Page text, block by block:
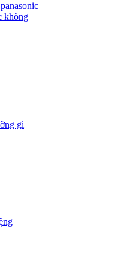
không
gì